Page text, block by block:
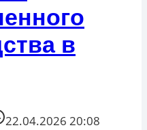
в
22.04.2026 20:08